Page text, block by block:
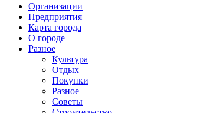
Организации
Предприятия
Карта города
О городе
Разное
Культура
Отдых
Покупки
Разное
Советы